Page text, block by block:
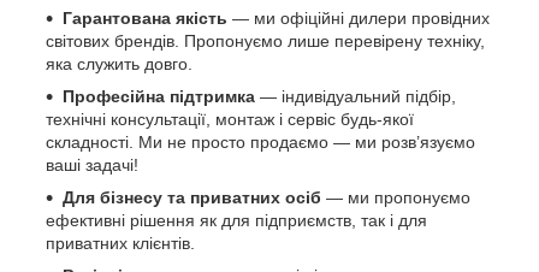
Гарантована якість — ми офіційні дилери провідних
світових брендів. Пропонуємо лише перевірену техніку,
яка служить довго.
Професійна підтримка — індивідуальний підбір,
технічні консультації, монтаж і сервіс будь-якої
складності. Ми не просто продаємо — ми розв’язуємо
ваші задачі!
Для бізнесу та приватних осіб — ми пропонуємо
ефективні рішення як для підприємств, так і для
приватних клієнтів.